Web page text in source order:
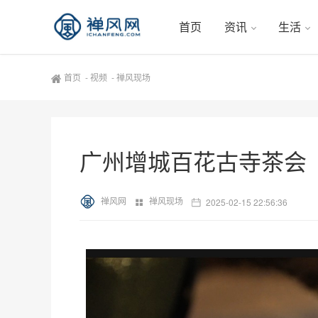
首页 资讯 生活
首页 -视频 -禅风现场
广州增城百花古寺茶会
禅风网 禅风现场 2025-02-15 22:56:36